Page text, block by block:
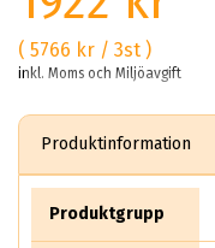
( 5766 kr / 3st )
inkl. Moms och Miljöavgift
Produktinformation
Produktgrupp